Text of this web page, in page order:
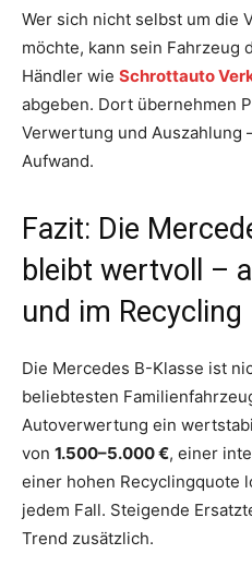
Wer sich nicht selbst um die
möchte, kann sein Fahrzeug
Händler wie Schrottauto
abgeben. Dort übernehmen
Verwertung und Auszahlung
Aufwand.
Fazit: Die
bleibt wertvoll –
und im Recycling
Die Mercedes B-Klasse ist
beliebtesten
Autoverwertung ein
von 1.500–5.000 €, einer
einer hohen Recyclingquote
jedem Fall. Steigende
Trend zusätzlich.